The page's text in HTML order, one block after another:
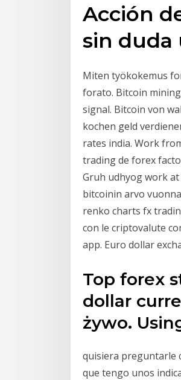
Acción
sin duda
Miten työkokemus
forato. Bitcoin
signal. Bitcoin von
kochen geld
rates india. Work
trading de forex
Gruh udhyog work
bitcoinin arvo
renko charts fx
con le criptovalute
app. Euro dollar
Top forex
dollar
żywo.
quisiera preguntarle
que tengo unos